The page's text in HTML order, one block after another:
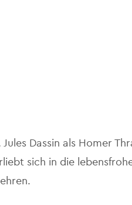
Dassin als Homer
sich in die